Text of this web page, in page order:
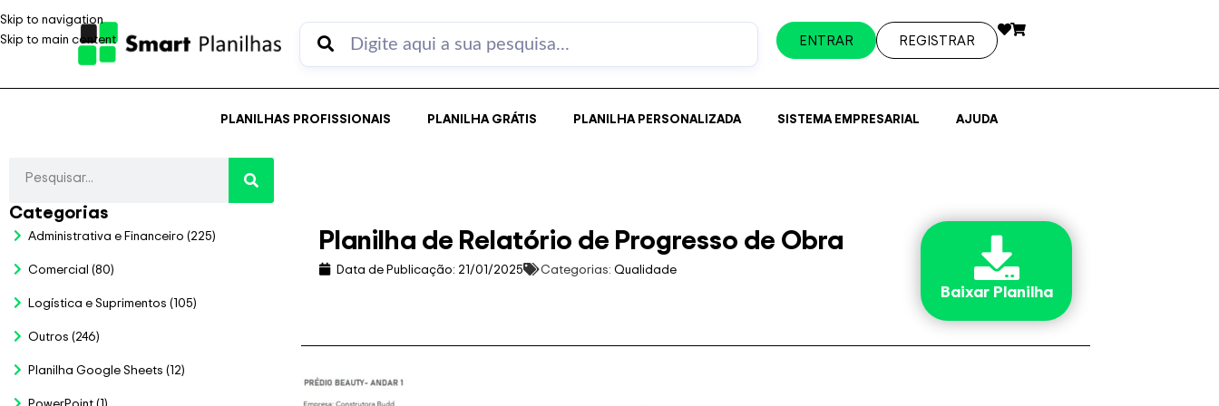
Skip to navigation
Skip to main content
ENTRAR REGISTRAR
PLANILHAS PROFISSIONAIS PLANILHA GRÁTIS PLANILHA PERSONALIZADA SISTEMA EMPRESARIAL AJUDA
Categorias
Administrativa e Financeiro (225)
Comercial (80)
Logística e Suprimentos (105)
Outros (246)
Planilha Google Sheets (12)
Planilha de Relatório de Progresso de Obra
Data de Publicação: 21/01/2025 Categorias: Qualidade
Baixar Planilha